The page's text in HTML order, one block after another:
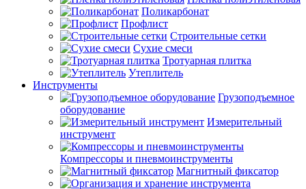
Поликарбонат
Профлист
Строительные сетки
Сухие смеси
Тротуарная плитка
Утеплитель
Инструменты
Грузоподъемное
оборудование
Измерительный
инструмент
Компрессоры и пневмоинструменты
Магнитный фиксатор